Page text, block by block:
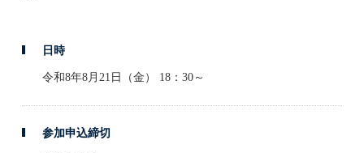
日時
令和8年8月21日（金） 18：30～
参加申込締切